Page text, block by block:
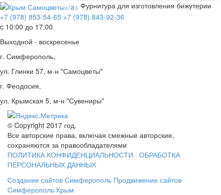
Фурнитура для изготовления бижутерии
+7 (978) 853-54-65 +7 (978) 843-92-36
c 10:00 до 17:00
Выходной - воскресенье
г. Симферополь,
ул. Глинки 57, м-н "Самоцветы"
г. Феодосия,
ул. Крымская 5, м-н "Сувениры"
© Copyright 2017 год.
Все авторские права, включая смежные авторские,
сохраняются за правообладателями
ПОЛИТИКА КОНФИДЕНЦИАЛЬНОСТИ
ОБРАБОТКА
ПЕРСОНАЛЬНЫХ ДАННЫХ
Создание сайтов Симферополь Продвижение сайтов
Симферополь Крым